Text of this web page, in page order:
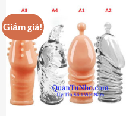
Giảm giá!